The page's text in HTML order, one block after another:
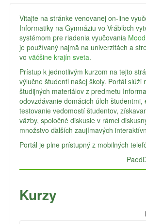
Vitajte na stránke venovanej on-line
Informatiky na Gymnáziu vo Vrábľoch
systémom pre riadenia vyučovania
je používaný najmä na univerzitách a
vo väčšine krajín sveta.
Prístup k jednotlivým kurzom na tejto
výlučne študenti našej školy. Portál slúži
študijných materiálov z predmetu
odovzdávanie domácich úloh študentmi,
testovanie vedomostí študentov,
väzby, spoločné diskusie v rámci
množstvo ďalších zaujímavých
Portál je plne prístupný z mobilných
Kurzy